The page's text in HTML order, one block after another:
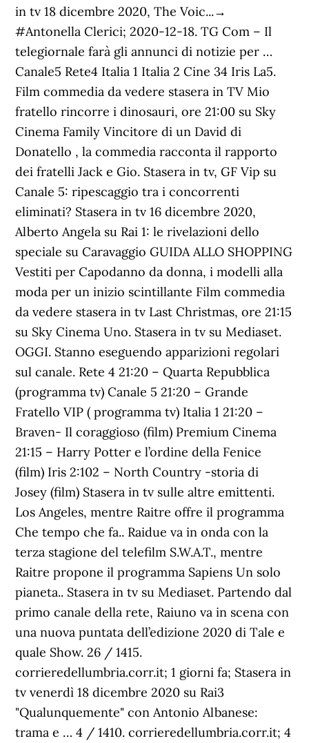
in tv 18 dicembre 2020, The Voic...→
#Antonella Clerici; 2020-12-18. TG Com – Il
telegiornale farà gli annunci di notizie per …
Canale5 Rete4 Italia 1 Italia 2 Cine 34 Iris La5.
Film commedia da vedere stasera in TV Mio
fratello rincorre i dinosauri, ore 21:00 su Sky
Cinema Family Vincitore di un David di
Donatello , la commedia racconta il rapporto
dei fratelli Jack e Gio. Stasera in tv, GF Vip su
Canale 5: ripescaggio tra i concorrenti
eliminati? Stasera in tv 16 dicembre 2020,
Alberto Angela su Rai 1: le rivelazioni dello
speciale su Caravaggio GUIDA ALLO SHOPPING
Vestiti per Capodanno da donna, i modelli alla
moda per un inizio scintillante Film commedia
da vedere stasera in tv Last Christmas, ore 21:15
su Sky Cinema Uno. Stasera in tv su Mediaset.
OGGI. Stanno eseguendo apparizioni regolari
sul canale. Rete 4 21:20 – Quarta Repubblica
(programma tv) Canale 5 21:20 – Grande
Fratello VIP ( programma tv) Italia 1 21:20 –
Braven- Il coraggioso (film) Premium Cinema
21:15 – Harry Potter e l’ordine della Fenice
(film) Iris 2:102 – North Country -storia di
Josey (film) Stasera in tv sulle altre emittenti.
Los Angeles, mentre Raitre offre il programma
Che tempo che fa.. Raidue va in onda con la
terza stagione del telefilm S.W.A.T., mentre
Raitre propone il programma Sapiens Un solo
pianeta.. Stasera in tv su Mediaset. Partendo dal
primo canale della rete, Raiuno va in scena con
una nuova puntata dell’edizione 2020 di Tale e
quale Show. 26 / 1415.
corrieredellumbria.corr.it; 1 giorni fa; Stasera in
tv venerdì 18 dicembre 2020 su Rai3
"Qualunquemente" con Antonio Albanese:
trama e … 4 / 1410. corrieredellumbria.corr.it; 4